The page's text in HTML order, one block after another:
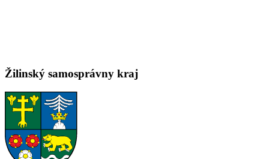
Žilinský samosprávny kraj